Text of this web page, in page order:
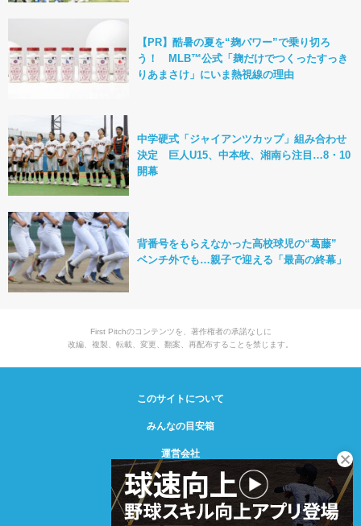
【PR】酷暑の夏を“麹パワー”で乗り切ろ
う！ MLB™公式「麹だけでつくったすっき
りあまさけ」にいま熱視線の理由
中学硬式「ジャイアンツカップ」組み合わせ
決定 巨人U15、中本牧、湘南ら注目…8・10
開幕
背番号をもらえなかった高校球児の“葛藤”
ベンチ外でも…親子で迎える「最高の終幕」
First Pitchのコンテンツを、著作権者の承諾なしに
改編、複製、転載、変更、翻案、再配布することを禁じます。
© Creative2 2021-
このサイトについて
みんなの目安箱
運営会社